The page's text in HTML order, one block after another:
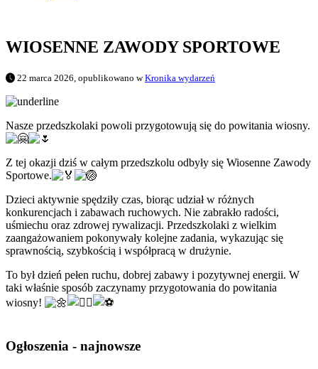
WIOSENNE ZAWODY SPORTOWE
22 marca 2026, opublikowano wKronika wydarzeń
Nasze przedszkolaki powoli przygotowują się do powitania wiosny.
Z tej okazji dziś w całym przedszkolu odbyły się Wiosenne Zawody
Sportowe.
Dzieci aktywnie spędziły czas, biorąc udział w różnych
konkurencjach i zabawach ruchowych. Nie zabrakło radości,
uśmiechu oraz zdrowej rywalizacji. Przedszkolaki z wielkim
zaangażowaniem pokonywały kolejne zadania, wykazując się
sprawnością, szybkością i współpracą w drużynie.
To był dzień pełen ruchu, dobrej zabawy i pozytywnej energii. W
taki właśnie sposób zaczynamy przygotowania do powitania
wiosny!
Ogłoszenia - najnowsze